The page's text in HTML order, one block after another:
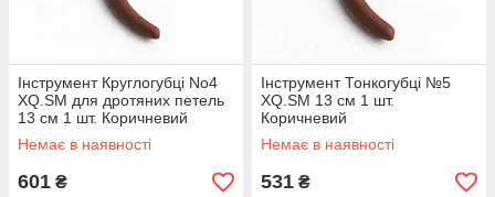
Інструмент Круглогубці No4
XQ.SM для дротяних петель
13 см 1 шт. Коричневий
Немає в наявності
601 ₴
Інструмент Тонкогубці №5
XQ.SM 13 см 1 шт.
Коричневий
Немає в наявності
531 ₴